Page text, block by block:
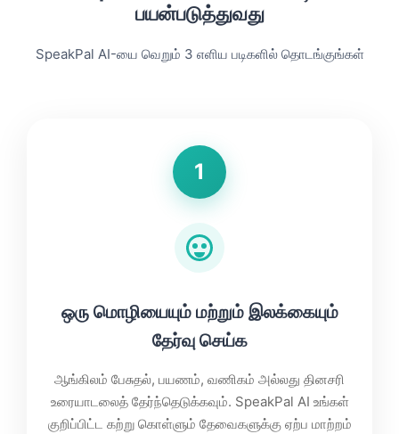
பயன்படுத்துவது
SpeakPal AI-யை வெறும் 3 எளிய படிகளில் தொடங்குங்கள்
1
ஒரு மொழியையும் மற்றும் இலக்கையும்
தேர்வு செய்க
ஆங்கிலம் பேசுதல், பயணம், வணிகம் அல்லது தினசரி
உரையாடலைத் தேர்ந்தெடுக்கவும். SpeakPal AI உங்கள்
குறிப்பிட்ட கற்று கொள்ளும் தேவைகளுக்கு ஏற்ப மாற்றம்